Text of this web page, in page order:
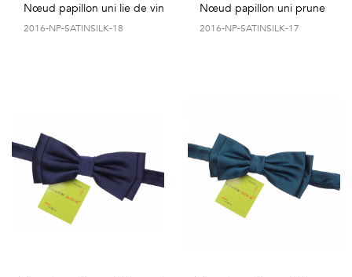
Nœud papillon uni lie de vin
2016-NP-SATINSILK-18
Nœud papillon uni prune
2016-NP-SATINSILK-17